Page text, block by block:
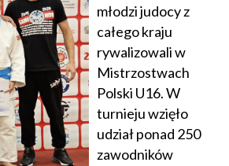
młodzi judocy z
całego kraju
rywalizowali w
Mistrzostwach
Polski U16. W
turnieju wzięło
udział ponad 250
zawodników